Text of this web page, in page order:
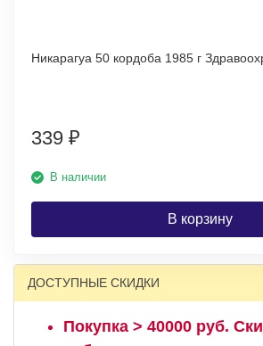
339 ₽
В наличии
В корзину
ДОСТУПНЫЕ СКИДКИ
Покупка > 40000 руб.